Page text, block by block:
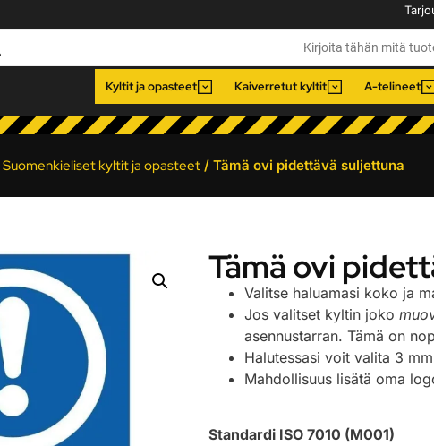
Kyltit ja opasteet Kaiverretut kyltit A-telineet
Suomenkieliset kyltit ja opasteet/ Tämä ovi pidettävä suljettuna
Tämä ovi
Valitse haluamasi koko ja
Jos valitset kyltin joko
asennustarran. Tämä on
Halutessasi voit valita 3
Mahdollisuus lisätä oma
Standardi ISO 7010 (M001)